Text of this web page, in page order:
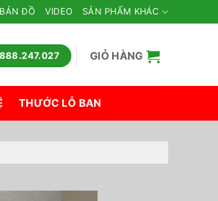
BẢN ĐỒ VIDEO SẢN PHẨM KHÁC
GIỎ HÀNG
THƯỚC LỖ BAN